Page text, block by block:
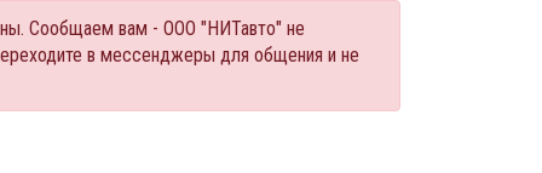
Сообщаем вам - ООО "НИТавто" не
в мессенджеры для общения и не